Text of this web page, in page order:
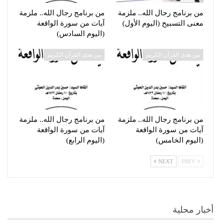
من برنامج رجال الله.. ملزمة
معنى التسبيح (اليوم الأول)
من برنامج رجال الله.. ملزمة
آيات من سورة الواقعة
(اليوم السادس)
من هدى القرآن الكريم
من برنامج رجال الله.. ملزمة
آيات من سورة الواقعة
(اليوم الخامس)
من هدى القرآن الكريم
من برنامج رجال الله.. ملزمة
آيات من سورة الواقعة
(اليوم الرابع)
NEXT
أخبار محلية